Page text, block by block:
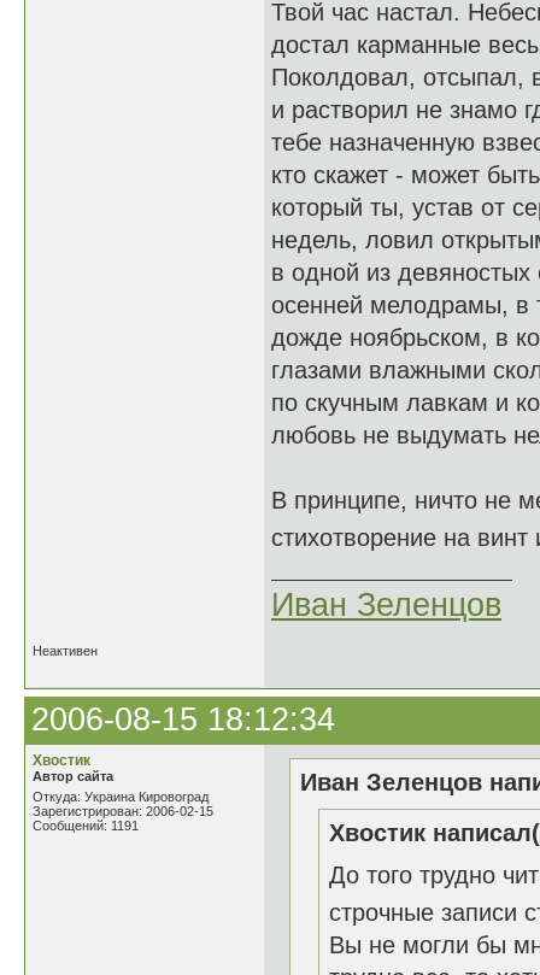
Твой час настал.
достал карманные
Поколдовал, отсыпал,
и растворил не знамо
тебе назначенную
кто скажет - может
который ты, устав от
недель, ловил
в одной из девяностых
осенней мелодрамы, в
дожде ноябрьском, в
глазами влажными
по скучным лавкам и
любовь не выдумать
В принципе, ничто не
стихотворение на
Иван Зеленцов
Неактивен
2006-08-15 18:12:34
Хвостик
Автор сайта
Откуда: Украина Кировоград
Зарегистрирован: 2006-02-15
Сообщений: 1191
Иван Зеленцов
Хвостик
До того трудно
строчные записи
Вы не могли бы